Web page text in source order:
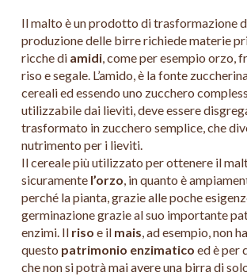
Il malto è un prodotto di trasformazione
produzione delle birre richiede materie
ricche di amidi, come per esempio orzo,
riso e segale. L’amido, è la fonte
cereali ed essendo uno zucchero
utilizzabile dai lieviti, deve essere
trasformato in zucchero semplice, che
nutrimento per i lieviti.
Il cereale più utilizzato per ottenere il
sicuramente l’orzo, in quanto è
perché la pianta, grazie alle poche
germinazione grazie al suo importante
enzimi. Il riso e il mais, ad esempio, non
questo patrimonio enzimatico ed è per
che non si potrà mai avere una birra di